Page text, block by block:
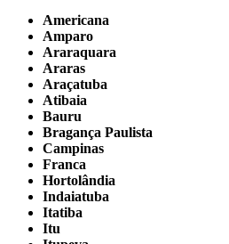
Americana
Amparo
Araraquara
Araras
Araçatuba
Atibaia
Bauru
Bragança Paulista
Campinas
Franca
Hortolândia
Indaiatuba
Itatiba
Itu